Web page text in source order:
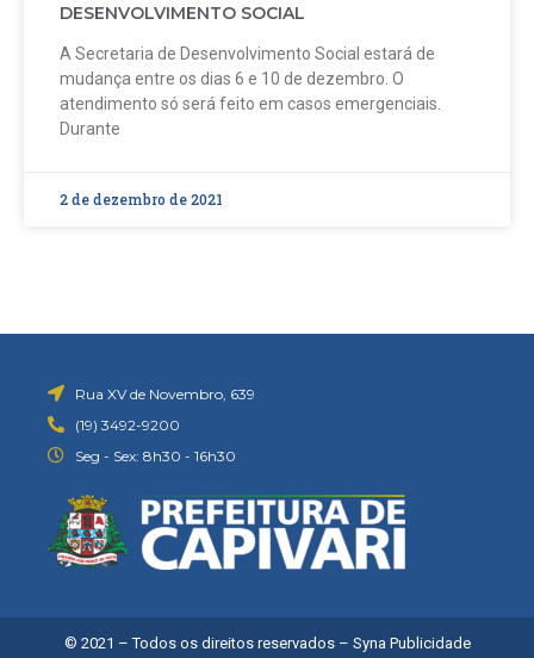
DESENVOLVIMENTO SOCIAL
A Secretaria de Desenvolvimento Social estará de
mudança entre os dias 6 e 10 de dezembro. O
atendimento só será feito em casos emergenciais.
Durante
2 de dezembro de 2021
Rua XV de Novembro, 639
(19) 3492-9200
Seg - Sex: 8h30 - 16h30
© 2021 – Todos os direitos reservados – Syna Publicidade